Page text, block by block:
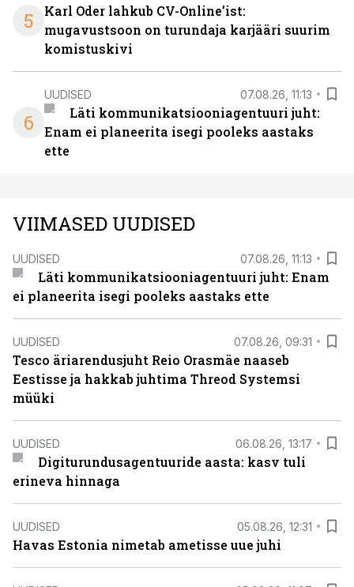
5
Karl Oder lahkub CV-Online’ist:
mugavustsoon on turundaja karjääri suurim
komistuskivi
6
UUDISED 07.08.26, 11:13
Läti kommunikatsiooniagentuuri juht:
Enam ei planeerita isegi pooleks aastaks
ette
VIIMASED UUDISED
UUDISED 07.08.26, 11:13
Läti kommunikatsiooniagentuuri juht: Enam
ei planeerita isegi pooleks aastaks ette
UUDISED 07.08.26, 09:31
Tesco äriarendusjuht Reio Orasmäe naaseb
Eestisse ja hakkab juhtima Threod Systemsi
müüki
UUDISED 06.08.26, 13:17
Digiturundusagentuuride aasta: kasv tuli
erineva hinnaga
UUDISED 05.08.26, 12:31
Havas Estonia nimetab ametisse uue juhi